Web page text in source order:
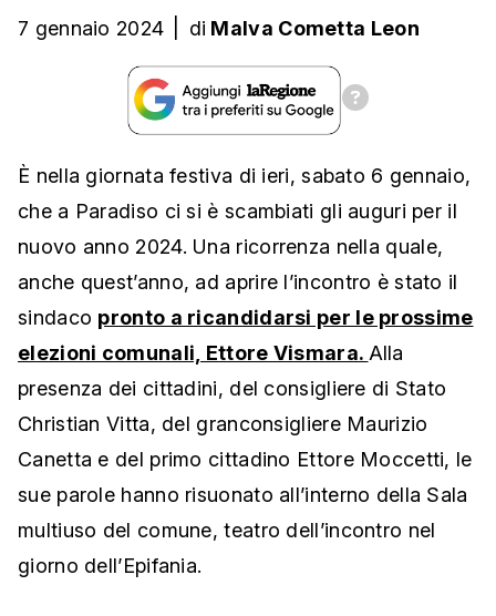
7 gennaio 2024 di Malva Cometta Leon
È nella giornata festiva di ieri, sabato 6 gennaio,
che a Paradiso ci si è scambiati gli auguri per il
nuovo anno 2024. Una ricorrenza nella quale,
anche quest’anno, ad aprire l’incontro è stato il
sindaco pronto a ricandidarsi per le prossime
elezioni comunali, Ettore Vismara. Alla
presenza dei cittadini, del consigliere di Stato
Christian Vitta, del granconsigliere Maurizio
Canetta e del primo cittadino Ettore Moccetti, le
sue parole hanno risuonato all’interno della Sala
multiuso del comune, teatro dell’incontro nel
giorno dell’Epifania.